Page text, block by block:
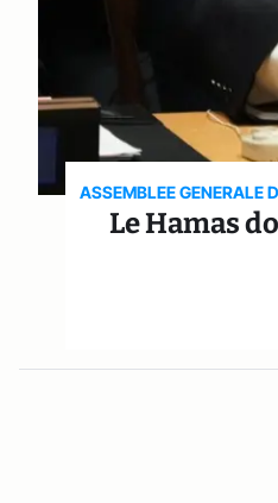
ASSEMBLEE GENERALE
Le Hamas